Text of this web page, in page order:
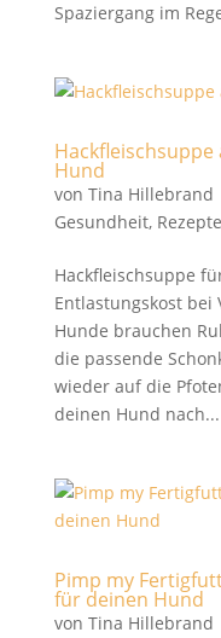
Spaziergang im
Hund
von Tina Hillebrand
Gesundheit,
Hackfleischsuppe
Entlastungskost bei
Hunde brauchen
die passende
wieder auf die
deinen Hund nach...
Pimp my
für deinen Hund
von Tina Hillebrand